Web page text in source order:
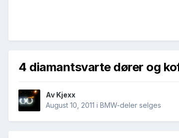
4 diamantsvarte dører og
Av Kjexx
August 10, 2011 i BMW-deler selges